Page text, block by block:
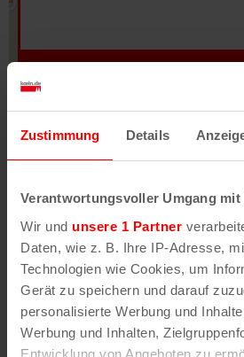
Zustimmung Details
Verantwortungsvoller Umgang mit
Wir und unsere 1 Partner
Daten, wie z. B. Ihre IP-Adresse,
Technologien wie Cookies, um
Gerät zu speichern und darauf
personalisierte Werbung und
Werbung und Inhalten,
Entwicklung von Angeboten zu
Darstellung des RVR-
erhältst Du unsere koeln.de-
weiteren Details wie z.B.
Unser Stadtplan basiert auf
OpenStreetMap
-Projekts (
©
Mitwirkende
) und von